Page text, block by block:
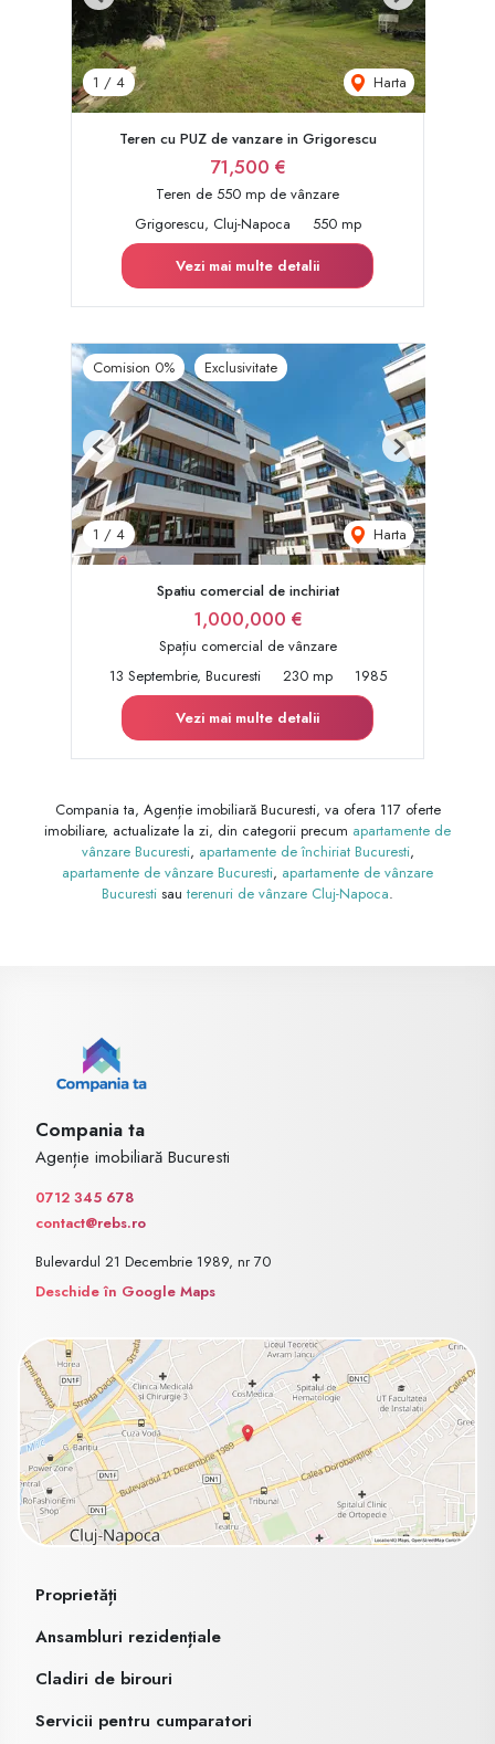
1 / 4 Harta
Teren cu PUZ de vanzare in Grigorescu
71,500 €
Teren de 550 mp de vânzare
Grigorescu, Cluj-Napoca
550 mp
Vezi mai multe detalii
Comision 0% Exclusivitate
1 / 4 Harta
Previous Next
Spatiu comercial de inchiriat
1,000,000 €
Spațiu comercial de vânzare
13 Septembrie, Bucuresti
230 mp
1985
Vezi mai multe detalii
Compania ta, Agenție imobiliară Bucuresti, va ofera 117 oferte
imobiliare, actualizate la zi, din categorii precum apartamente de
vânzare Bucuresti, apartamente de închiriat Bucuresti,
apartamente de vânzare Bucuresti, apartamente de vânzare
Bucuresti sau terenuri de vânzare Cluj-Napoca.
Compania ta
Agenție imobiliară Bucuresti
0712 345 678
contact@rebs.ro
Bulevardul 21 Decembrie 1989, nr 70
Deschide în Google Maps
Proprietăți
Ansambluri rezidențiale
Cladiri de birouri
Servicii pentru cumparatori